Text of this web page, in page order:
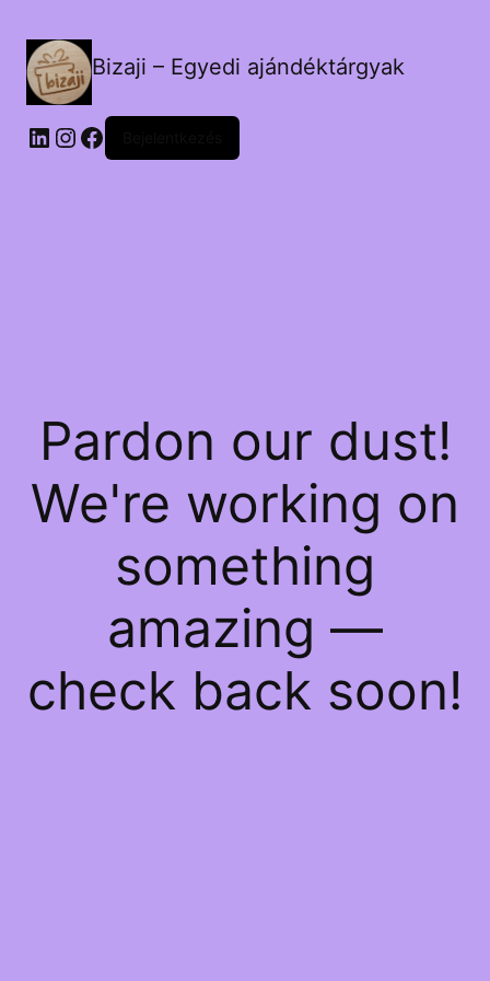
Bizaji – Egyedi ajándéktárgyak
LinkedIn
Instagram
Facebook
Pardon our dust!
We're working on
something
amazing —
check back soon!